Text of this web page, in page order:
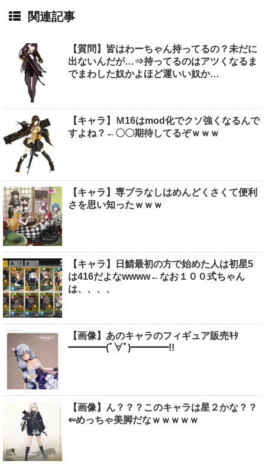
関連記事
【質問】皆はわーちゃん持ってるの？未だに
出ないんだが…⇒持ってるのはアツくなるま
でまわした奴かよほど運いい奴か…
【キャラ】Ｍ16はmod化でクソ強くなるんで
すよね？←〇〇期待してるぞｗｗｗ
【キャラ】専ブラなしはめんどくさくて便利
さを思い知ったｗｗｗ
【キャラ】日鯖最初の方で始めた人は初星5
は416だよなwwww←なお１００式ちゃん
は、、、、
【画像】あのキャラのフィギュア販売ｷﾀ
━━━━(ﾟ∀ﾟ)━━━━!!
【画像】ん？？？このキャラは星２かな？？
⇐めっちゃ美脚だなｗｗｗｗｗ